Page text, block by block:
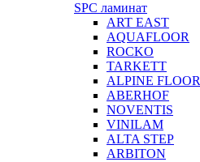
SPC ламинат
ART EAST
AQUAFLOOR
ROCKO
TARKETT
ALPINE FLOOR
ABERHOF
NOVENTIS
VINILAM
ALTA STEP
ARBITON